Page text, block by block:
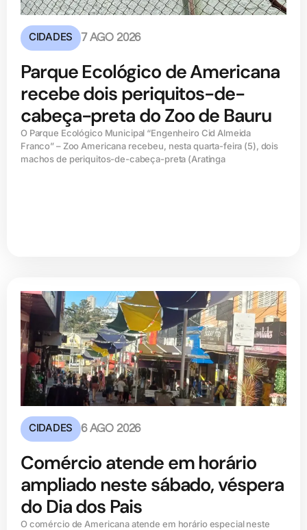
CIDADES 7 AGO 2026
Parque Ecológico de Americana
recebe dois periquitos-de-
cabeça-preta do Zoo de Bauru
O Parque Ecológico Municipal “Engenheiro Cid Almeida
Franco” – Zoo Americana recebeu, nesta quarta-feira (5), dois
machos de periquitos-de-cabeça-preta (Aratinga
CIDADES 6 AGO 2026
Comércio atende em horário
ampliado neste sábado, véspera
do Dia dos Pais
O comércio de Americana atende em horário especial neste